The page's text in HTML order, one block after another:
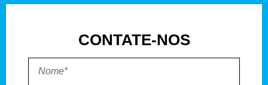
CONTATE-NOS